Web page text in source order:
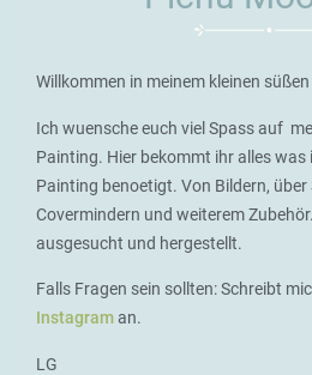
Willkommen in meinem kleinen
Ich wuensche euch viel Spass auf
Painting. Hier bekommt ihr alles was
Painting benoetigt. Von Bildern, über
Covermindern und weiterem
ausgesucht und hergestellt.
Falls Fragen sein sollten: Schreibt
Instagraman.
LG